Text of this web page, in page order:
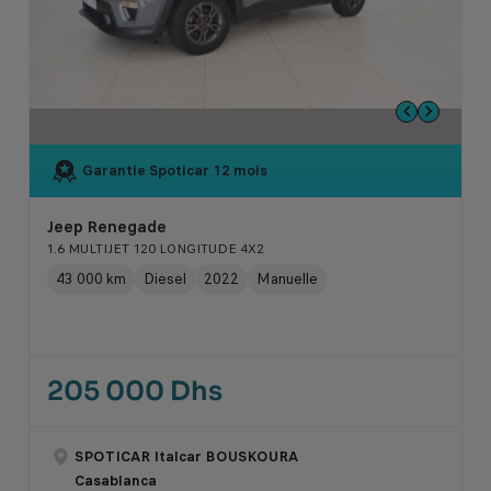
Garantie Spoticar 12 mois
Jeep Renegade
1.6 MULTIJET 120 LONGITUDE 4X2
43 000 km Diesel 2022 Manuelle
205 000 Dhs
SPOTICAR Italcar BOUSKOURA
Casablanca